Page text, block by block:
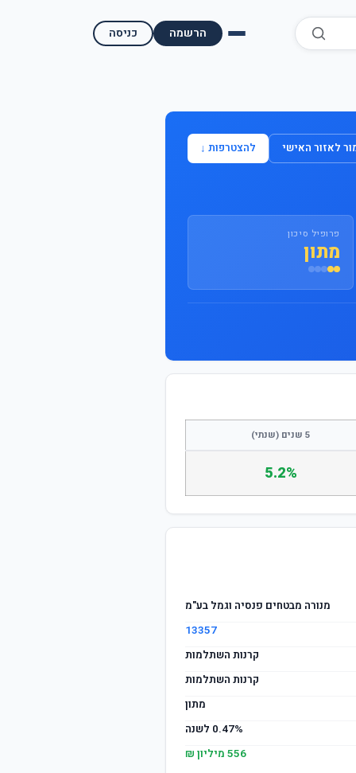
כניסה הרשמה
השוואת בתי השקעות למסחר עצמאי
מאמרים ומדריכים לאזור האישי להצטרפות ↓
פרופיל סיכון
מתון
5 שנים (שנתי)
5.2%
מנורה מבטחים פנסיה וגמל בע"מ
13357
קרנות השתלמות
קרנות השתלמות
מתון
0.47% לשנה
556 מיליון ₪